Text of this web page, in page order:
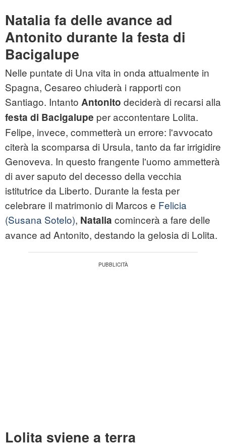
Natalia fa delle avance ad
Antonito durante la festa di
Bacigalupe
Nelle puntate di Una vita in onda attualmente in
Spagna, Cesareo chiuderà i rapporti con
Santiago. Intanto Antonito deciderà di recarsi alla
festa di Bacigalupe per accontentare Lolita.
Felipe, invece, commetterà un errore: l'avvocato
citerà la scomparsa di Ursula, tanto da far irrigidire
Genoveva. In questo frangente l'uomo ammetterà
di aver saputo del decesso della vecchia
istitutrice da Liberto. Durante la festa per
celebrare il matrimonio di Marcos e Felicia
(Susana Sotelo), Natalia comincerà a fare delle
avance ad Antonito, destando la gelosia di Lolita.
Lolita sviene a terra